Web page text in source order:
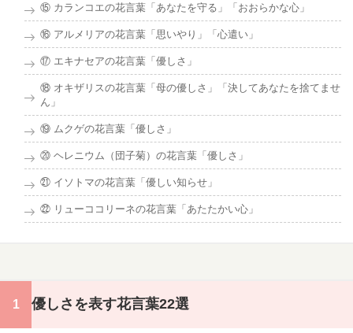
⑮ カランコエの花言葉「あなたを守る」「おおらかな心」
⑯ アルメリアの花言葉「思いやり」「心遣い」
⑰ エキナセアの花言葉「優しさ」
⑱ オキザリスの花言葉「母の優しさ」「決してあなたを捨てませ
ん」
⑲ ムクゲの花言葉「優しさ」
⑳ ヘレニウム（団子菊）の花言葉「優しさ」
㉑ イソトマの花言葉「優しい知らせ」
㉒ リューココリーネの花言葉「あたたかい心」
優しさを表す花言葉22選